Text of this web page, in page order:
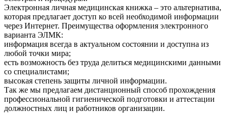
Электронная личная медицинская книжка – это альтернатива,
которая предлагает доступ ко всей необходимой информации
через Интернет. Преимущества оформления электронного
варианта ЭЛМК:
информация всегда в актуальном состоянии и доступна из
любой точки мира;
есть возможность без труда делиться медицинскими данными
со специалистами;
высокая степень защиты личной информации.
Так же мы предлагаем дистанционный способ прохождения
профессиональной гигиенической подготовки и аттестации
должностных лиц и работников организации.